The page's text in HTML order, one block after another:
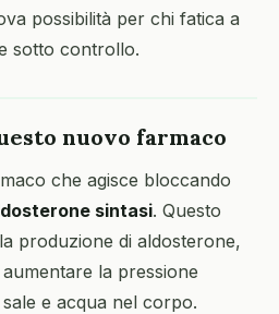
possibilità per chi fatica a
sotto controllo.
nuovo farmaco
che agisce bloccando
sintasi. Questo
produzione di aldosterone,
la pressione
e acqua nel corpo.